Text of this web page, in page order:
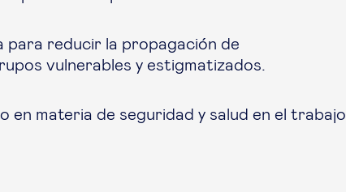
para reducir la propagación de
vulnerables y estigmatizados.
en materia de seguridad y salud en el trabajo